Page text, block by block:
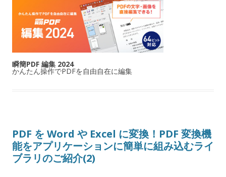
瞬簡PDF 編集 2024
かんたん操作でPDFを自由自在に編集
PDF を Word や Excel に変換！PDF 変換機
能をアプリケーションに簡単に組み込むライ
ブラリのご紹介(2)